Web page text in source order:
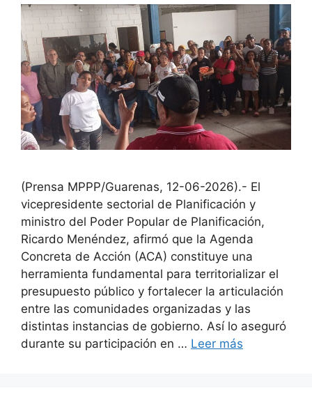
(Prensa MPPP/Guarenas, 12-06-2026).- El
vicepresidente sectorial de Planificación y
ministro del Poder Popular de Planificación,
Ricardo Menéndez, afirmó que la Agenda
Concreta de Acción (ACA) constituye una
herramienta fundamental para territorializar el
presupuesto público y fortalecer la articulación
entre las comunidades organizadas y las
distintas instancias de gobierno. Así lo aseguró
durante su participación en … Leer más